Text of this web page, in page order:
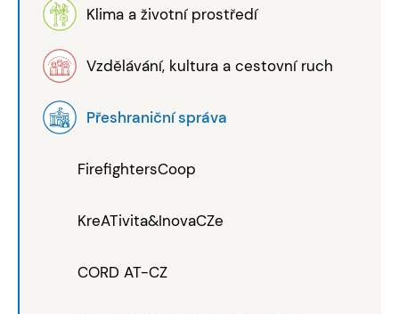
Klima a životní prostředí
Vzdělávání, kultura a cestovní ruch
Přeshraniční správa
FirefightersCoop
KreATivita&InovaCZe
CORD AT-CZ